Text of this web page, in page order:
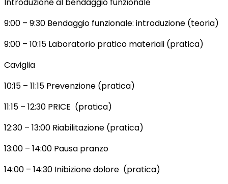
9:00 – 9:30 Bendaggio funzionale: introduzione (teoria)
9:00 – 10:15 Laboratorio pratico materiali (pratica)
Caviglia
10:15 – 11:15 Prevenzione (pratica)
11:15 – 12:30 PRICE (pratica)
12:30 – 13:00 Riabilitazione (pratica)
13:00 – 14:00 Pausa pranzo
14:00 – 14:30 Inibizione dolore (pratica)